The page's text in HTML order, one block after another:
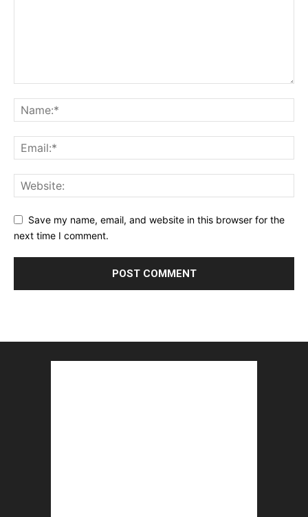
Save my name, email, and website in this browser for the
next time I comment.